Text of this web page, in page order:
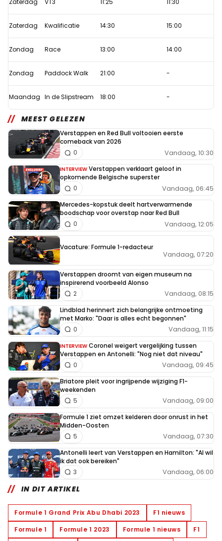
te
Viaplay
Zaterdag VT3 11:25 11:30
Zaterdag Kwalificatie 14:30 15:00
Zondag Race 13:00 14:00
Zondag Paddock Walk 21:00 -
Maandag In de Slipstream 18:00 -
MEEST GELEZEN
Verstappen en Red Bull voltooien eerste
comeback van 2026
Vandaag, 10:30
0
INTERVIEW Verstappen verklaart geloof in
opkomende Belgische superster
Vandaag, 06:45
0
Mercedes-kopstuk deelt hartverwarmende
boodschap voor overstap naar Red Bull
Vandaag, 12:05
0
Vacature: Formule 1-redacteur
Vandaag, 07:20
Verstappen droomt van eigen museum na
inspirerend voorbeeld Alonso
Vandaag, 08:15
2
Lindblad herinnert zich belangrijke ontmoeting
met Marko: "Daar is alles echt begonnen"
Vandaag, 11:15
0
INTERVIEW Coronel weigert vergelijking tussen
Verstappen en Antonelli: "Nog niet dat niveau"
Vandaag, 09:45
0
Briatore pleit voor ingrijpende wijziging F1-
weekenden
Vandaag, 09:00
5
Formule 1 ziet omzet kelderen door onrust in het
Midden-Oosten
Vandaag, 07:30
5
Antonelli leert van Verstappen en Hamilton: "Al wil
ik dat ook bereiken"
Vandaag, 06:00
3
IN DIT ARTIKEL
Formule 1 Grand Prix Abu Dhabi 2023
F1 nieuws
Formule 1
Formule 1 2023 Formule 1 nieuws
F1